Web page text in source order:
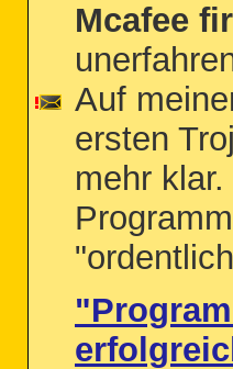
Mcafee
Auf
ersten
mehr